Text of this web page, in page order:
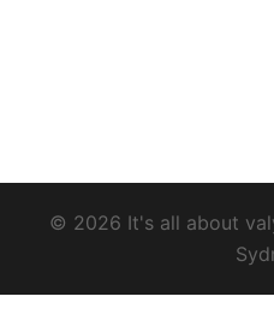
© 2026 It's all about